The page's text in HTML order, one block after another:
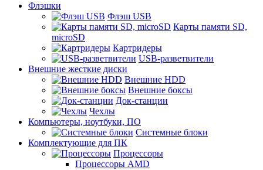
Флэшки
Флэш USB
Карты памяти SD,
microSD
Картридеры
USB-разветвители
Внешние жесткие диски
Внешние HDD
Внешние боксы
Док-станции
Чехлы
Компьютеры, ноутбуки, ПО
Системные блоки
Комплектующие для ПК
Процессоры
Процессоры AMD